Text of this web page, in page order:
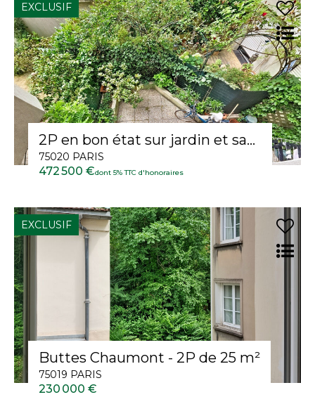
EXCLUSIF
2P en bon état sur jardin et sans vis à vis
75020 PARIS
472 500 €dont 5% TTC d'honoraires
EXCLUSIF
Buttes Chaumont - 2P de 25 m²
75019 PARIS
230 000 €